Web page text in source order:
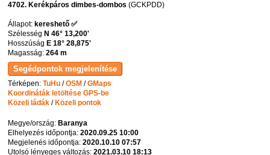
4702. Kerékpáros dimbes-dombos (GCKPDD)
Állapot: kereshető ✅
Szélesség N 46° 13,200'
Hosszúság E 18° 28,875'
Magasság:264 m
Térképen:TuHu /OSM /GMaps
Koordináták letöltése GPS-be
Közeli ládák / Közeli pontok
Megye/ország: Baranya
Elhelyezés időpontja:2020.09.25 10:00
Megjelenés időpontja:2020.10.10 07:57
Utolsó lényeges változás:2021.03.10 18:13